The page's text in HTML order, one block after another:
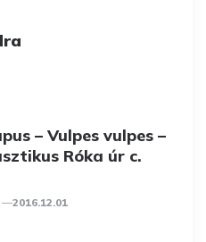
– Vulpes vulpes –
Róka úr c.
2016.12.01